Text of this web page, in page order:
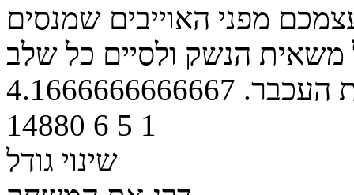
מפני האוייבים שמנסים
הנשק ולסיים כל שלב
העכבר. 4.1666666666667
14880 6 5 1
שינוי גודל